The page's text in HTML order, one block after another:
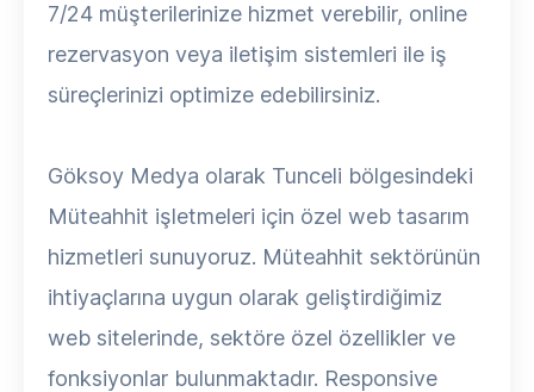
7/24 müşterilerinize hizmet verebilir, online
rezervasyon veya iletişim sistemleri ile iş
süreçlerinizi optimize edebilirsiniz.
Göksoy Medya olarak Tunceli bölgesindeki
Müteahhit işletmeleri için özel web tasarım
hizmetleri sunuyoruz. Müteahhit sektörünün
ihtiyaçlarına uygun olarak geliştirdiğimiz
web sitelerinde, sektöre özel özellikler ve
fonksiyonlar bulunmaktadır. Responsive